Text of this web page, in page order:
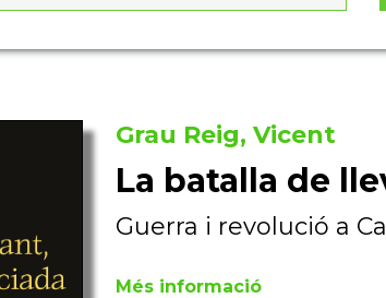
Grau Reig, Vicent
La batalla de
Guerra i revolució a
Més informació